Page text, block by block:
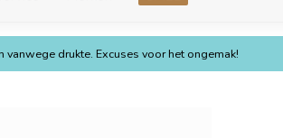
drukte. Excuses voor het ongemak!